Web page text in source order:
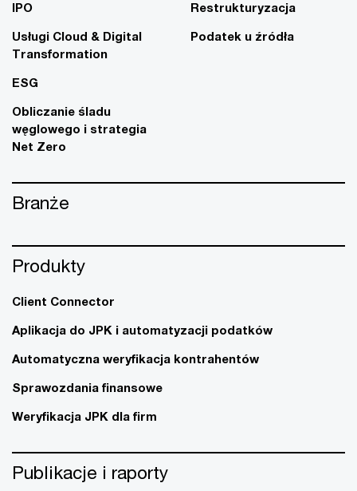
IPO
Usługi Cloud & Digital
Transformation
ESG
Obliczanie śladu
węglowego i strategia
Net Zero
Restrukturyzacja
Podatek u źródła
Branże
Produkty
Client Connector
Aplikacja do JPK i automatyzacji podatków
Automatyczna weryfikacja kontrahentów
Sprawozdania finansowe
Weryfikacja JPK dla firm
Publikacje i raporty